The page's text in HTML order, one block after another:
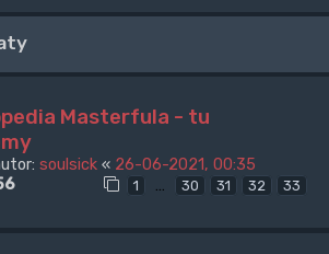
Masterfula - tu
soulsick « 26-06-2021, 00:35
1 … 30 31 32 33